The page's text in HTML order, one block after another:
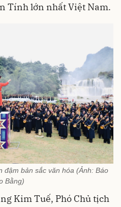
Tính lớn nhất Việt Nam.
đậm bản sắc văn hóa (Ảnh: Báo
Bằng)
Kim Tuế, Phó Chủ tịch